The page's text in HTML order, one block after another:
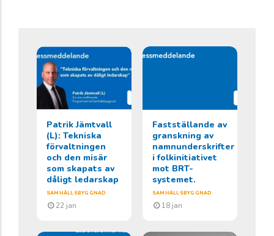
Patrik Jämtvall
(L): Tekniska
förvaltningen
och den misär
som skapats av
dåligt ledarskap
SAMHÄLLSBYGGNAD
22 jan
Fastställande av
granskning av
namnunderskrifter
i folkinitiativet
mot BRT-
systemet.
SAMHÄLLSBYGGNAD
18 jan